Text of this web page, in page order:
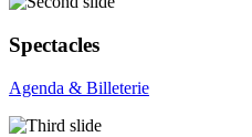
Spectacles
Agenda & Billeterie